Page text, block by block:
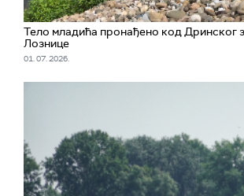
Тело младића пронађено код Дринског
Лознице
01. 07. 2026.